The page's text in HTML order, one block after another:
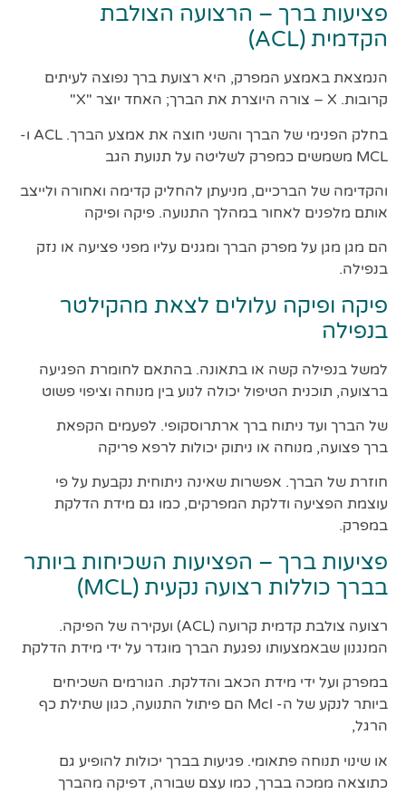
פציעות ברך – הרצועה הצולבת
הקדמית (ACL)
הנמצאת באמצע המפרק, היא רצועת ברך נפוצה לעיתים
קרובות. X – צורה היוצרת את הברך; האחד יוצר "X"
בחלק הפנימי של הברך והשני חוצה את אמצע הברך. ACL ו-
MCL משמשים כמפרק לשליטה על תנועת הגב
והקדימה של הברכיים, מניעתן להחליק קדימה ואחורה ולייצב
אותם מלפנים לאחור במהלך התנועה. פיקה ופיקה
הם מגן מגן על מפרק הברך ומגנים עליו מפני פציעה או נזק
בנפילה.
פיקה ופיקה עלולים לצאת מהקילטר
בנפילה
למשל בנפילה קשה או בתאונה. בהתאם לחומרת הפגיעה
ברצועה, תוכנית הטיפול יכולה לנוע בין מנוחה וציפוי פשוט
של הברך ועד ניתוח ברך ארתרוסקופי. לפעמים הקפאת
ברך פצועה, מנוחה או ניתוק יכולות לרפא פריקה
חוזרת של הברך. אפשרות שאינה ניתוחית נקבעת על פי
עוצמת הפציעה ודלקת המפרקים, כמו גם מידת הדלקת
במפרק.
פציעות ברך – הפציעות השכיחות ביותר
בברך כוללות רצועה נקעית (MCL)
רצועה צולבת קדמית קרועה (ACL) ועקירה של הפיקה.
המנגנון שבאמצעותו נפגעת הברך מוגדר על ידי מידת הדלקת
במפרק ועל ידי מידת הכאב והדלקת. הגורמים השכיחים
ביותר לנקע של ה- Mcl הם פיתול התנועה, כגון שתילת כף
הרגל,
או שינוי תנוחה פתאומי. פגיעות בברך יכולות להופיע גם
כתוצאה ממכה בברך, כמו עצם שבורה, דפיקה מהברך